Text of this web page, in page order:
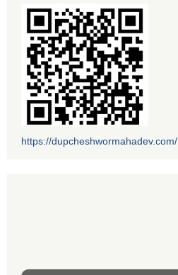
https://dupcheshwormahadev.com/